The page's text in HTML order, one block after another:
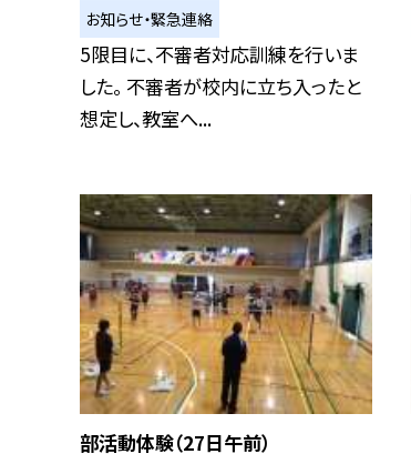
お知らせ・緊急連絡
5限目に、不審者対応訓練を行いま
した。 不審者が校内に立ち入ったと
想定し、教室へ...
部活動体験（27日午前）